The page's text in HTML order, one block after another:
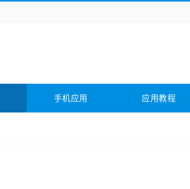
应用软件 影音软件 插件下载
手机应用 应用教程